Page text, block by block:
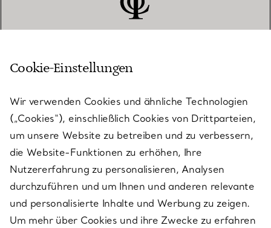
KUNDENSERVICE
SERVICES
ÜBER TIFFANY & CO.
RECHTLICHE HINWEISE
Cookie-Einstellungen
Wir verwenden Cookies und ähnliche Technologien
(„Cookies“), einschließlich Cookies von Drittparteien,
um unsere Website zu betreiben und zu verbessern,
die Website-Funktionen zu erhöhen, Ihre
Nutzererfahrung zu personalisieren, Analysen
durchzuführen und um Ihnen und anderen relevante
und personalisierte Inhalte und Werbung zu zeigen.
Um mehr über Cookies und ihre Zwecke zu erfahren